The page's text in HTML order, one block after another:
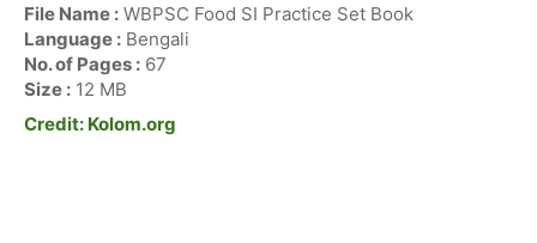
File Name : WBPSC Food SI Practice Set Book
Language : Bengali
No. of Pages : 67
Size : 12 MB
Credit: Kolom.org